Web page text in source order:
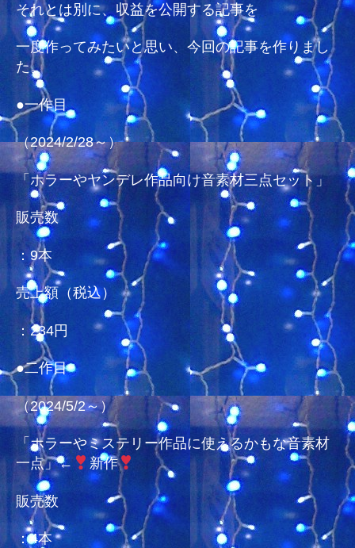
み
か
ら、
益
を
開
し
て
る
1（2024/5/4
それとは別に、収益を公開する記事を
一度作ってみたいと思い、今回の記事を作りまし
た。
●一作目
（2024/2/28～）
「ホラーやヤンデレ作品向け音素材三点セット」
販売数
：9本
売上額（税込）
：234円
●二作目
（2024/5/2～）
「ホラーやミステリー作品に使えるかもな音素材
一点」←
新作
販売数
：4本